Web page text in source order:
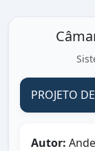
PROJETO
Autor: